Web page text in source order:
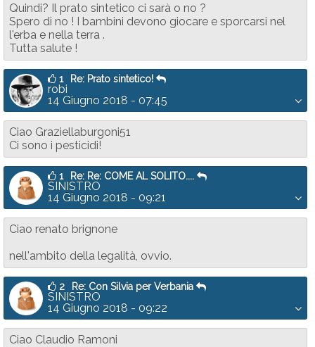
Quindi? Il prato sintetico ci sarà o no ?
Spero di no ! I bambini devono giocare e sporcarsi nel
l'erba e nella terra .
Tutta salute !
1 Re: Prato sintetico!
robi
14 Giugno 2018 - 07:45
Ciao Graziellaburgoni51
Ci sono i pesticidi!
1 Re: Re: COME AL SOLITO....
SINISTRO
14 Giugno 2018 - 09:21
Ciao renato brignone
nell'ambito della legalità, ovvio.
2 Re: Con Silvia per Verbania
SINISTRO
14 Giugno 2018 - 09:22
Ciao Claudio Ramoni